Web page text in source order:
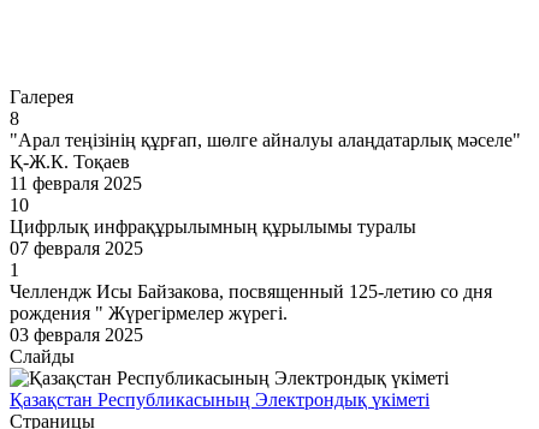
Галерея
8
"Арал теңізінің құрғап, шөлге айналуы алаңдатарлық мәселе"
Қ-Ж.К. Тоқаев
11 февраля 2025
10
Цифрлық инфрақұрылымның құрылымы туралы
07 февраля 2025
1
Челлендж Исы Байзакова, посвященный 125-летию со дня
рождения " Жүрегірмелер жүрегі.
03 февраля 2025
Слайды
Қазақстан Республикасының Электрондық үкіметі
Страницы